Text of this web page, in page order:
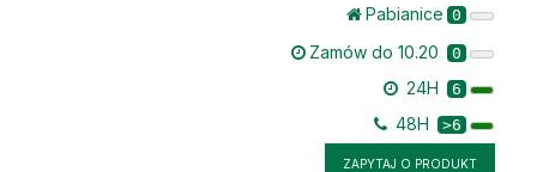
Pabianice 0
Zamów do 10.20 0
24H 6
48H >6
ZAPYTAJ O PRODUKT